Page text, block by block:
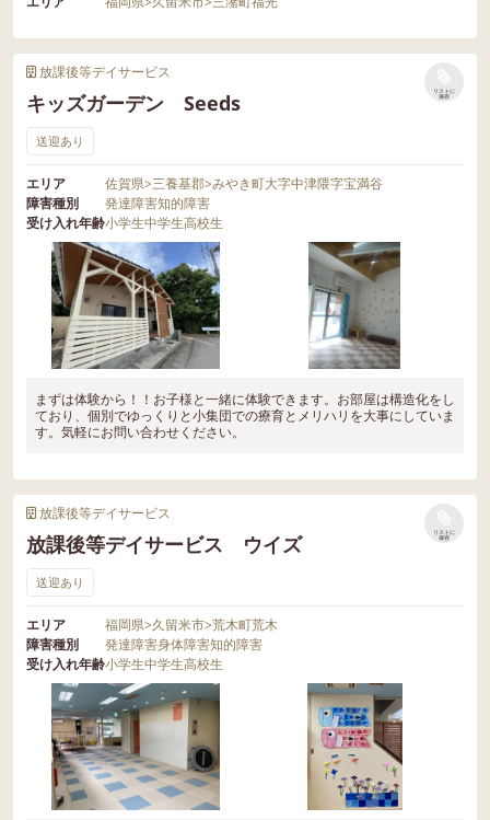
放課後等デイサービス
キッズガーデン Seeds
リストに
保存
送迎あり
エリア 佐賀県>三養基郡>みやき町大字中津隈字宝満谷
障害種別
発達障害知的障害
受け入れ年齢小学生中学生高校生
まずは体験から！！お子様と一緒に体験できます。お部屋は構造化をし
ており、個別でゆっくりと小集団での療育とメリハリを大事にしていま
す。気軽にお問い合わせください。
放課後等デイサービス
放課後等デイサービス ウイズ
リストに
保存
送迎あり
エリア 福岡県>久留米市>荒木町荒木
障害種別
発達障害身体障害知的障害
受け入れ年齢小学生中学生高校生